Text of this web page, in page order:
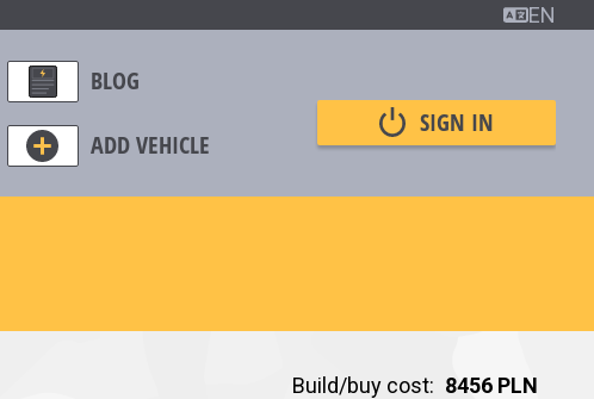
EN
SIGN IN
BLOG
ADD VEHICLE
Build/buy cost: 8456 PLN